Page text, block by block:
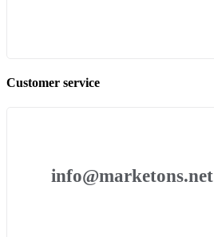
Customer service
info@marketons.net